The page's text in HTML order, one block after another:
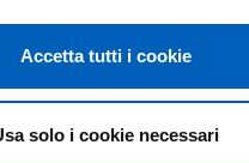
Accetta tutti i cookie
solo i cookie necessari
Cells: Role of the STAT/IRF1
R.; Crescini E.; Recchia Luciani G.;